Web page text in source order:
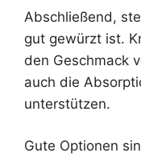
Abschließend,
gut gewürzt ist.
den Geschmack
auch die
unterstützen.
Gute Optionen